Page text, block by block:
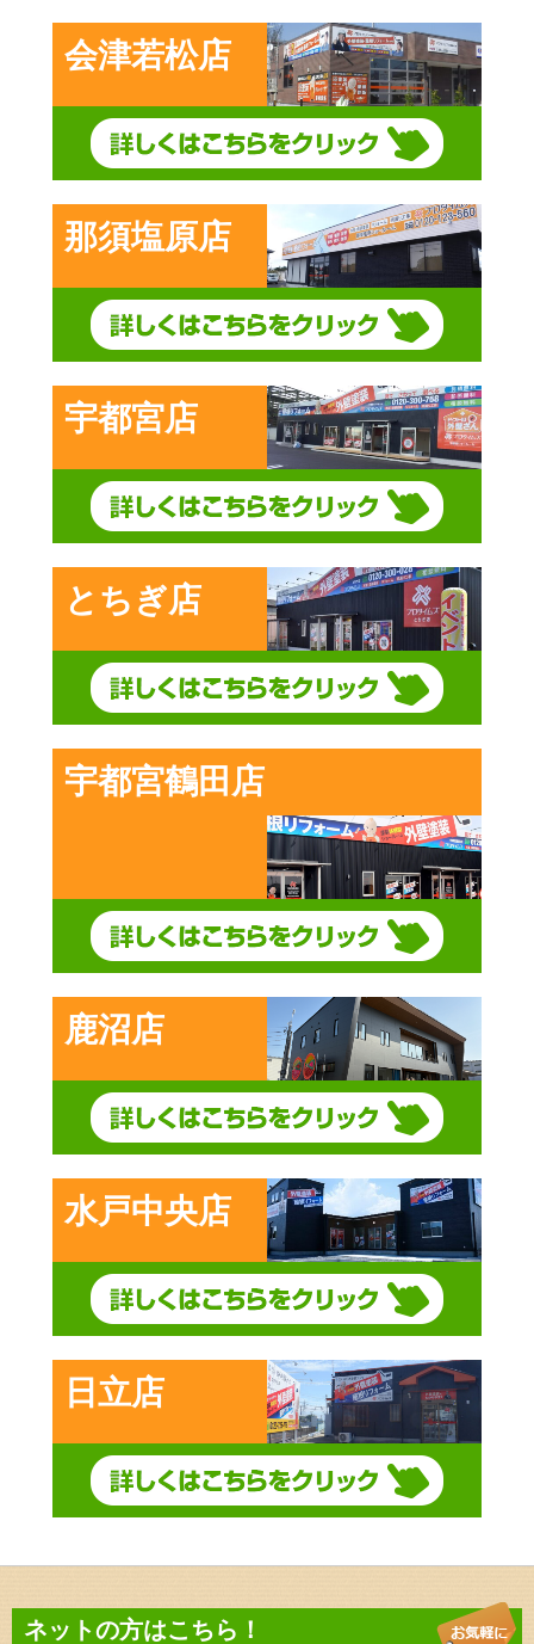
会津若松店
那須塩原店
宇都宮店
とちぎ店
宇都宮鶴田店
鹿沼店
水戸中央店
日立店
ネットの方はこちら！